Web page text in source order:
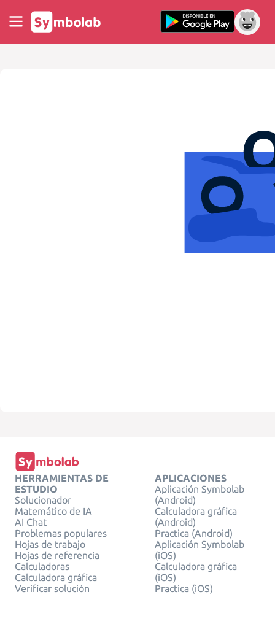
HERRAMIENTAS DE
ESTUDIO
Solucionador
Matemático de IA
AI Chat
Problemas populares
Hojas de trabajo
Hojas de referencia
Calculadoras
Calculadora gráfica
Verificar solución
APLICACIONES
Aplicación Symbolab
(Android)
Calculadora gráfica
(Android)
Practica (Android)
Aplicación Symbolab
(iOS)
Calculadora gráfica
(iOS)
Practica (iOS)